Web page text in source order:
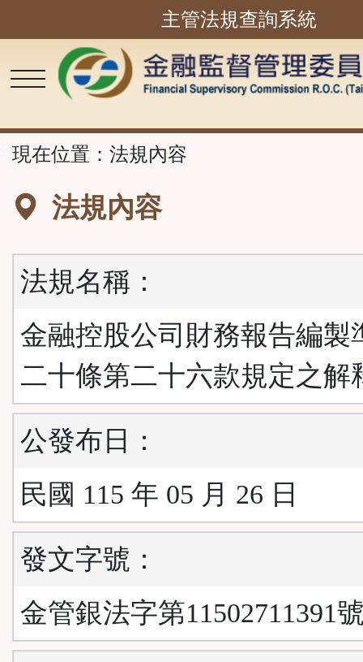
內
容
主管法規查詢系統
現在位置： 法規內容
法規內容
法規名稱：
金融控股公司財務報告編製
二十條第二十六款規定之解
公發布日：
民國 115 年 05 月 26 日
發文字號：
金管銀法字第11502711391